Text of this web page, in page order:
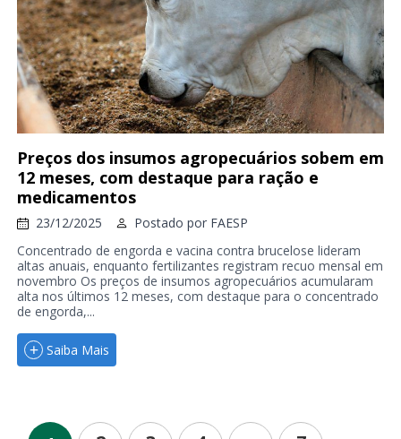
Preços dos insumos agropecuários sobem em
12 meses, com destaque para ração e
medicamentos
23/12/2025 Postado por FAESP
Concentrado de engorda e vacina contra brucelose lideram
altas anuais, enquanto fertilizantes registram recuo mensal em
novembro Os preços de insumos agropecuários acumularam
alta nos últimos 12 meses, com destaque para o concentrado
de engorda,...
Saiba Mais